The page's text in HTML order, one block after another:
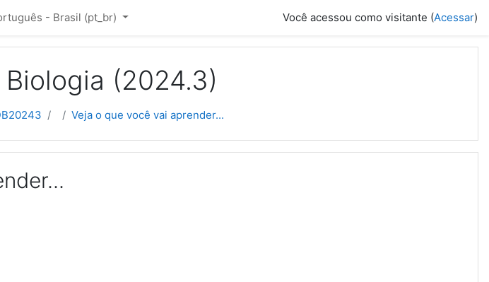
- Brasil ‎(pt_br)‎ Você acessou como visitante (Acessar)
(2024.3)
Veja o que você vai aprender...